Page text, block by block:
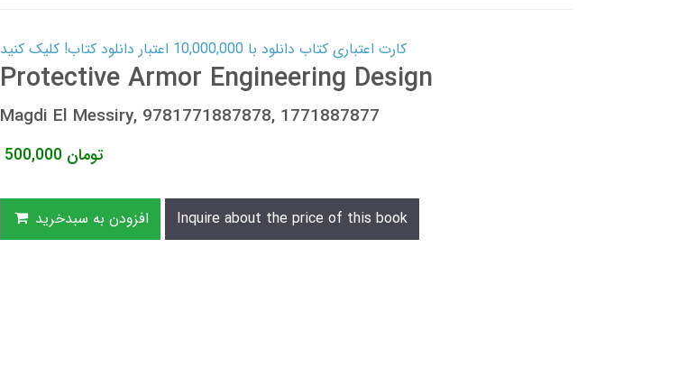
کارت اعتباری کتاب دانلود با 10,000,000 اعتبار دانلود کتاب! کلیک کنید
Protective Armor Engineering Design
Magdi El Messiry, 9781771887878, 1771887877
500,000 تومان
افزودن به سبدخرید Inquire about the price of this book